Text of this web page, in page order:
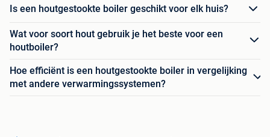
Is een houtgestookte boiler geschikt voor elk huis?
Wat voor soort hout gebruik je het beste voor een
houtboiler?
Hoe efficiënt is een houtgestookte boiler in vergelijking
met andere verwarmingssystemen?